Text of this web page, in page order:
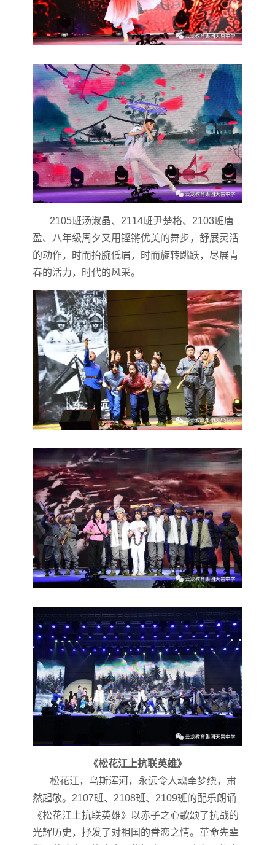
2105班汤淑晶、2114班尹楚格、2103班唐
盈、八年级周夕又用铿锵优美的舞步，舒展灵活
的动作，时而抬腕低眉，时而旋转跳跃，尽展青
春的活力，时代的风采。
《松花江上抗联英雄》
松花江，乌斯浑河，永远令人魂牵梦绕，肃
然起敬。2107班、2108班、2109班的配乐朗诵
《松花江上抗联英雄》以赤子之心歌颂了抗战的
光辉历史，抒发了对祖国的眷恋之情。革命先辈